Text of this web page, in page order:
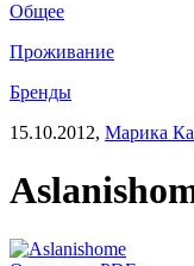
Общее
Проживание
Бренды
15.10.2012, Марика